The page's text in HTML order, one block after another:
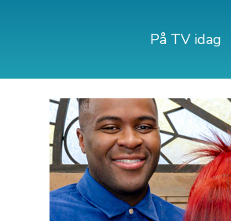
På TV idag